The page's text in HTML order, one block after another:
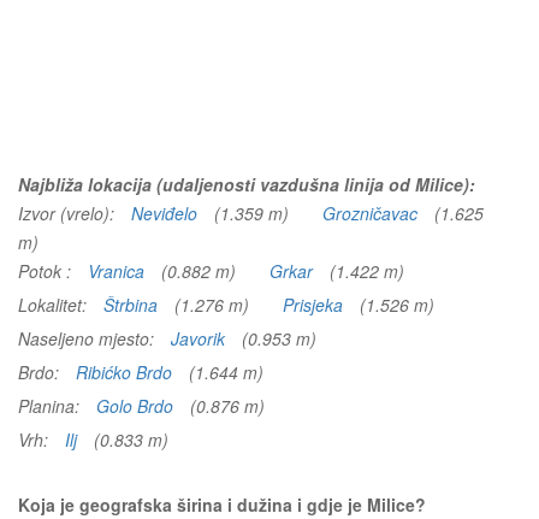
Najbliža lokacija (udaljenosti vazdušna linija od Milice):
Izvor (vrelo):
Neviđelo (1.359 m) Grozničavac
(1.625
m)
Potok :
Vranica (0.882 m) Grkar
(1.422 m)
Lokalitet:
Štrbina (1.276 m) Prisjeka
(1.526 m)
Naseljeno mjesto:
Javorik
(0.953 m)
Brdo:
Ribićko Brdo
(1.644 m)
Planina:
Golo Brdo
(0.876 m)
Vrh:
Ilj (0.833 m)
Koja je geografska širina i dužina i gdje je Milice?